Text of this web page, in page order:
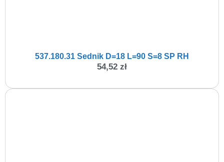
537.180.31 Sednik D=18 L=90 S=8 SP RH
54,52 zł